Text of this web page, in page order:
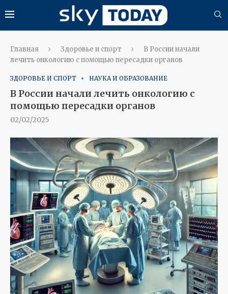
Главная Здоровье и спорт
В России начали
лечить онкологию с помощью пересадки органов
ЗДОРОВЬЕ И СПОРТ НАУКА И ОБРАЗОВАНИЕ
В России начали лечить онкологию с
помощью пересадки органов
02/02/2025